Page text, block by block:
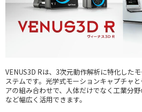
VENUS3D Rは、3次元動作解析に特化した
ステムです。光学式モーションキャプチャ
アの組み合わせで、人体だけでなく工業分
など幅広く活用できます。